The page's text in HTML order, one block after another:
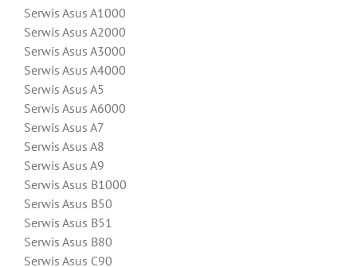
Serwis Asus A1000
Serwis Asus A2000
Serwis Asus A3000
Serwis Asus A4000
Serwis Asus A5
Serwis Asus A6000
Serwis Asus A7
Serwis Asus A8
Serwis Asus A9
Serwis Asus B1000
Serwis Asus B50
Serwis Asus B51
Serwis Asus B80
Serwis Asus C90